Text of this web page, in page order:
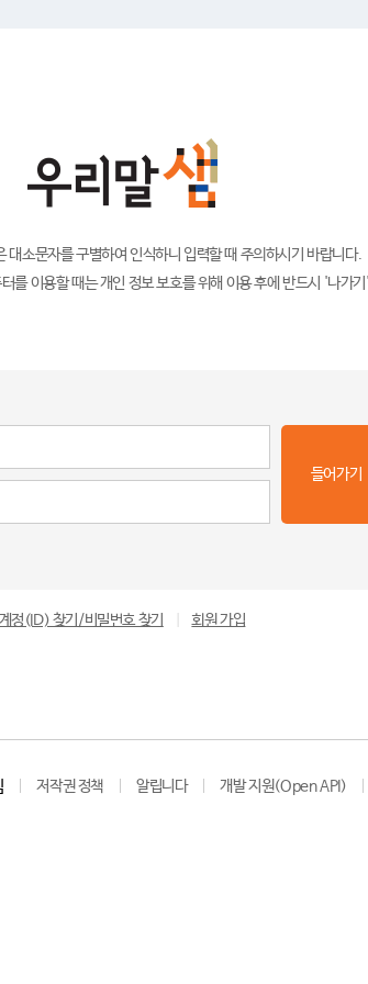
소문자를 구별하여 인식하니 입력할 때 주의하시기 바랍니다.
를 이용할 때는 개인 정보 보호를 위해 이용 후에 반드시 '나가
들어가기
계정(ID) 찾기/비밀번호 찾기 회원 가입
저작권 정책 알립니다 개발 지원(Open API)